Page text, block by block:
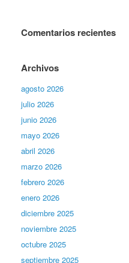
Comentarios recientes
Archivos
agosto 2026
julio 2026
junio 2026
mayo 2026
abril 2026
marzo 2026
febrero 2026
enero 2026
diciembre 2025
noviembre 2025
octubre 2025
septiembre 2025